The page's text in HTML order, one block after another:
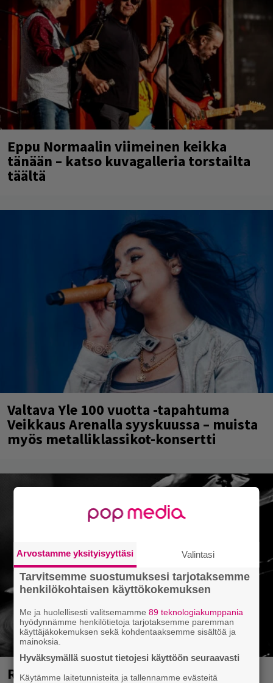
Eppu Normaalin viimeinen keikka
tänään – katso kuvagalleria torstailta
täältä
Valtava Yle 100 vuotta -tapahtuma
Veikkaus Arenalla syyskuussa – muista
myös metalliklassikot-konsertti
Rushin Neil Peartista ilmestyy ensi
Arvostamme yksityisyyttäsi Valintasi
Tarvitsemme suostumuksesi tarjotaksemme
henkilökohtaisen käyttökokemuksen
Me ja huolellisesti valitsemamme89 teknologiakumppania
hyödynnämme henkilötietoja tarjotaksemme paremman
käyttäjäkokemuksen sekä kohdentaaksemme sisältöä ja
mainoksia.
Hyväksymällä suostut tietojesi käyttöön seuraavasti
Käytämme laitetunnisteita ja tallennamme evästeitä